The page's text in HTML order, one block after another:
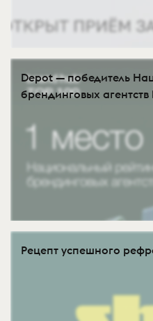
Depot — победитель
брендинговых
Рецепт успешного